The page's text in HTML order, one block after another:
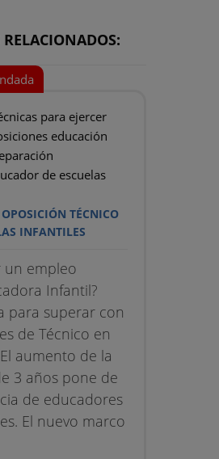
TÉCNICO
INFANTILES
un empleo
Infantil?
para superar con
de Técnico en
aumento de la
3 años pone de
de educadores
El nuevo marco